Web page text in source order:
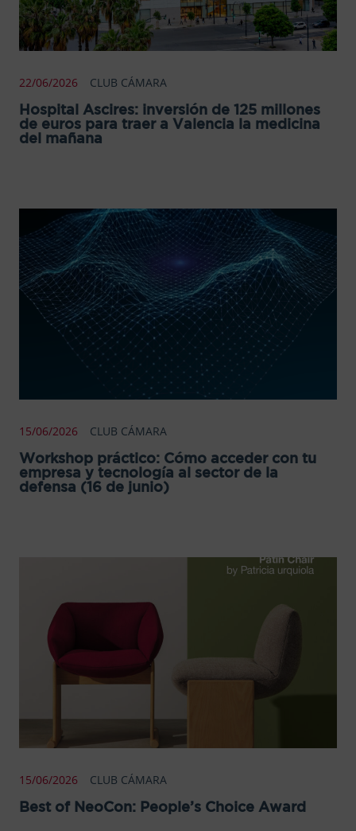
22/06/2026 CLUB CÁMARA
Hospital Ascires: inversión de 125 millones
de euros para traer a Valencia la medicina
del mañana
15/06/2026 CLUB CÁMARA
Workshop práctico: Cómo acceder con tu
empresa y tecnología al sector de la
defensa (16 de junio)
15/06/2026 CLUB CÁMARA
Best of NeoCon: People’s Choice Award